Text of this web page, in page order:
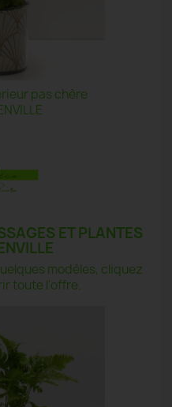
pas chère
ET PLANTES
modèles, cliquez
toute l'offre.